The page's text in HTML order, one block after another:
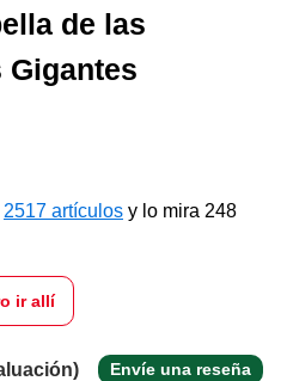
de las
Gigantes
2517 artículos y lo mira 248
ir allí
Envíe una reseña